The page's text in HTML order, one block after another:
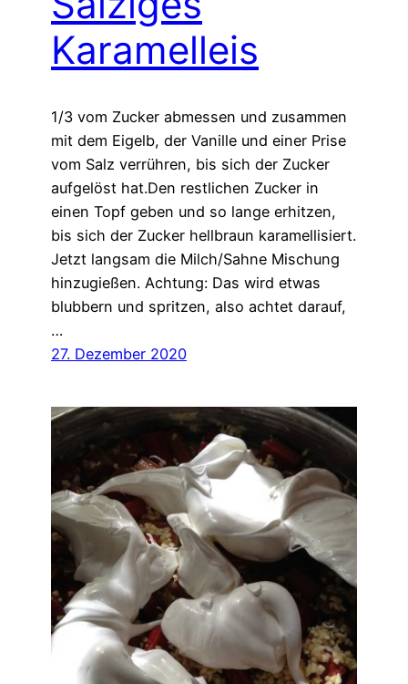
Karamelleis
1/3 vom Zucker abmessen und zusammen
mit dem Eigelb, der Vanille und einer Prise
vom Salz verrühren, bis sich der Zucker
aufgelöst hat.Den restlichen Zucker in
einen Topf geben und so lange erhitzen,
bis sich der Zucker hellbraun karamellisiert.
Jetzt langsam die Milch/Sahne Mischung
hinzugießen. Achtung: Das wird etwas
blubbern und spritzen, also achtet darauf,
…
27. Dezember 2020